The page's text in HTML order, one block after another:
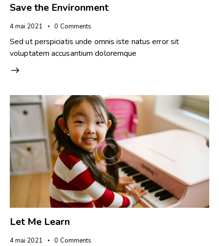
Save the Environment
4 mai 2021 0 Comments
Sed ut perspiciatis unde omnis iste natus error sit
voluptatem accusantium doloremque
Let Me Learn
4 mai 2021 0 Comments